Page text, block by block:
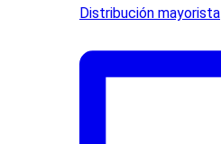
Distribución mayorista